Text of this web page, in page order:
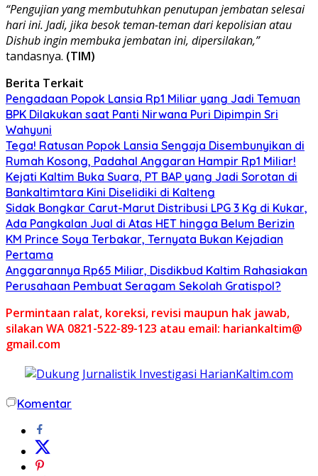
“Pengujian yang membutuhkan penutupan jembatan selesai
hari ini. Jadi, jika besok teman-teman dari kepolisian atau
Dishub ingin membuka jembatan ini, dipersilakan,”
tandasnya. (TIM)
Berita Terkait
Pengadaan Popok Lansia Rp1 Miliar yang Jadi Temuan
BPK Dilakukan saat Panti Nirwana Puri Dipimpin Sri
Wahyuni
Tega! Ratusan Popok Lansia Sengaja Disembunyikan di
Rumah Kosong, Padahal Anggaran Hampir Rp1 Miliar!
Kejati Kaltim Buka Suara, PT BAP yang Jadi Sorotan di
Bankaltimtara Kini Diselidiki di Kalteng
Sidak Bongkar Carut-Marut Distribusi LPG 3 Kg di Kukar,
Ada Pangkalan Jual di Atas HET hingga Belum Berizin
KM Prince Soya Terbakar, Ternyata Bukan Kejadian
Pertama
Anggarannya Rp65 Miliar, Disdikbud Kaltim Rahasiakan
Perusahaan Pembuat Seragam Sekolah Gratispol?
Permintaan ralat, koreksi, revisi maupun hak jawab,
silakan WA 0821-522-89-123 atau email: hariankaltim@
gmail.com
Komentar